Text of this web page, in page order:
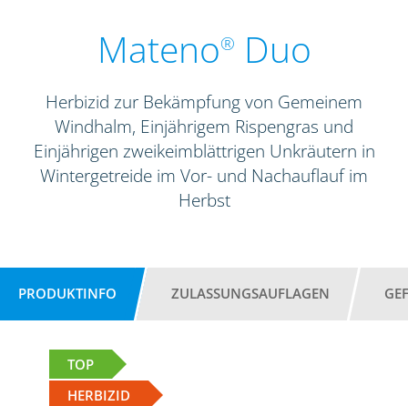
Mateno® Duo
Herbizid zur Bekämpfung von Gemeinem
Windhalm, Einjährigem Rispengras und
Einjährigen zweikeimblättrigen Unkräutern in
Wintergetreide im Vor- und Nachauflauf im
Herbst
PRODUKTINFO ZULASSUNGSAUFLAGEN
TOP
HERBIZID